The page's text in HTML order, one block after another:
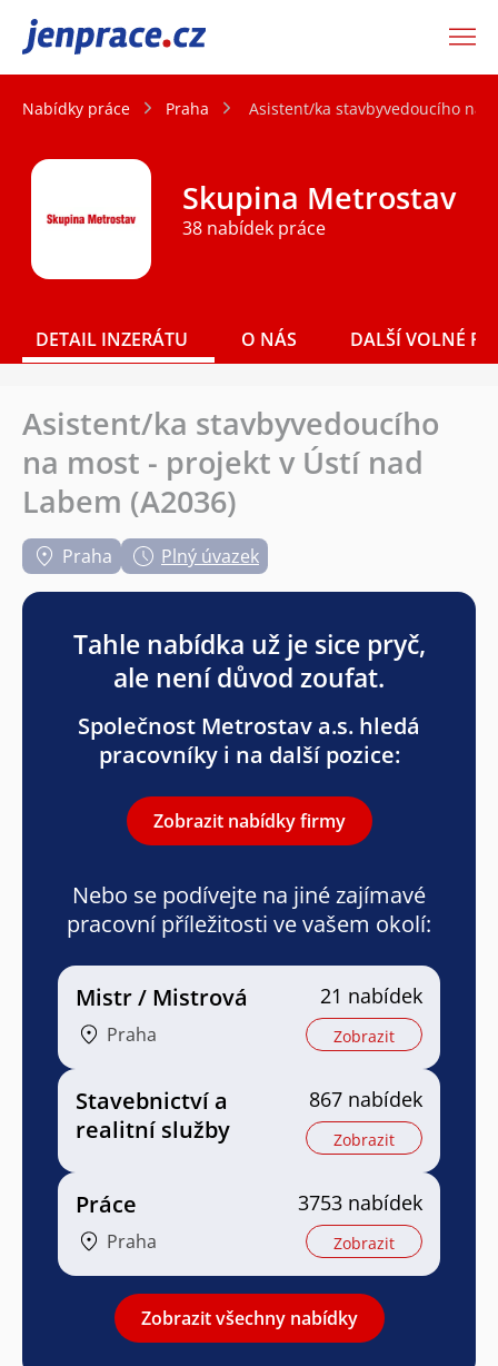
JenPráce.cz
Nabídky práce Praha Asistent/ka stavbyvedoucího na
Skupina Metrostav
38 nabídek práce
DETAIL INZERÁTU O NÁS DALŠÍ VOLNÉ
Asistent/ka stavbyvedoucího
na most - projekt v Ústí nad
Labem (A2036)
Praha Plný úvazek
Tahle nabídka už je sice pryč,
ale není důvod zoufat.
Společnost Metrostav a.s. hledá
pracovníky i na další pozice:
Zobrazit nabídky firmy
Nebo se podívejte na jiné zajímavé
pracovní příležitosti ve vašem okolí:
Mistr / Mistrová
Praha
21 nabídek
Zobrazit
Stavebnictví a
realitní služby
867 nabídek
Zobrazit
Práce
Praha
3753 nabídek
Zobrazit
Zobrazit všechny nabídky